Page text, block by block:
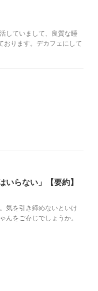
していまして、良質な睡
おります。デカフェにして
らない」【要約】
気を引き締めないといけ
んをご存じでしょうか。